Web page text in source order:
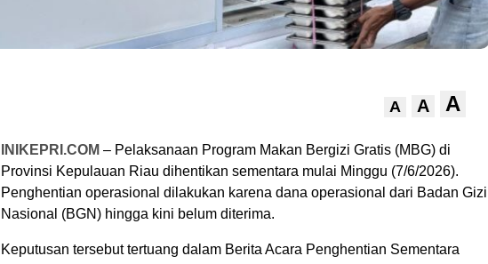
A A A
INIKEPRI.COM – Pelaksanaan Program Makan Bergizi Gratis (MBG) di
Provinsi Kepulauan Riau dihentikan sementara mulai Minggu (7/6/2026).
Penghentian operasional dilakukan karena dana operasional dari Badan Gizi
Nasional (BGN) hingga kini belum diterima.
Keputusan tersebut tertuang dalam Berita Acara Penghentian Sementara